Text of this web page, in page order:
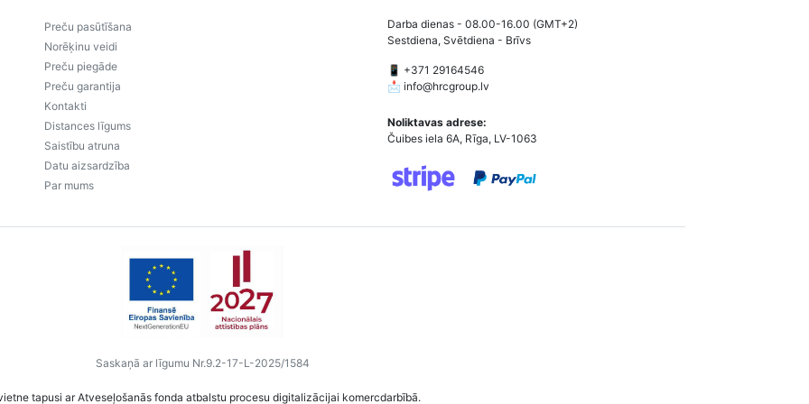
Preču pasūtīšana
Norēķinu veidi
Preču piegāde
Preču garantija
Kontakti
Distances līgums
Saistību atruna
Datu aizsardzība
Par mums
Darba dienas - 08.00-16.00 (GMT+2)
Sestdiena, Svētdiena - Brīvs
📱 +371 29164546
📩 info@hrcgroup.lv
Noliktavas adrese:
Čuibes iela 6A, Rīga, LV-1063
Saskaņā ar līgumu Nr.9.2-17-L-2025/1584
tapusi ar Atveseļošanās fonda atbalstu procesu digitalizācijai komercdarbībā.